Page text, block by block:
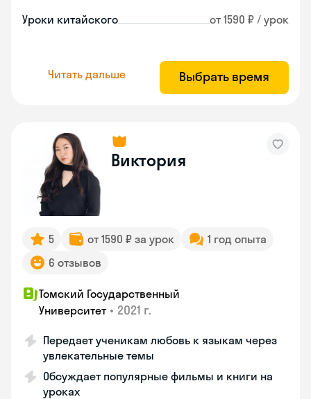
Уроки китайского от 1590 ₽ / урок
Читать дальше Выбрать время
Виктория
5 от 1590 ₽ за урок
1 год опыта
6 отзывов
Томский Государственный
Университет • 2021 г.
Передает ученикам любовь к языкам через
увлекательные темы
Обсуждает популярные фильмы и книги на
уроках